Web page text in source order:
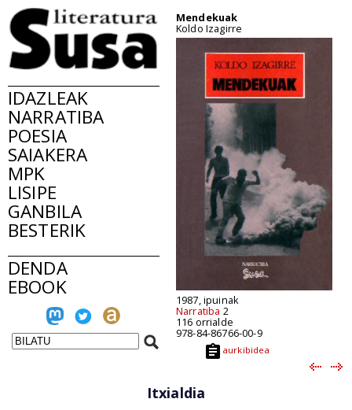
IDAZLEAK
NARRATIBA
POESIA
SAIAKERA
MPK
LISIPE
GANBILA
BESTERIK
DENDA
EBOOK
Mendekuak
Koldo Izagirre
1987, ipuinak
Narratiba 2
116 orrialde
978-84-86766-00-9
aurkibidea
Itxialdia